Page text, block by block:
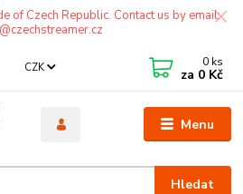
of Czech Republic. Contact us by email:
Menu
CZK
Hledat
0 ks
za 0 Kč